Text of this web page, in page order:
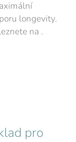
longevity.
na .
pro